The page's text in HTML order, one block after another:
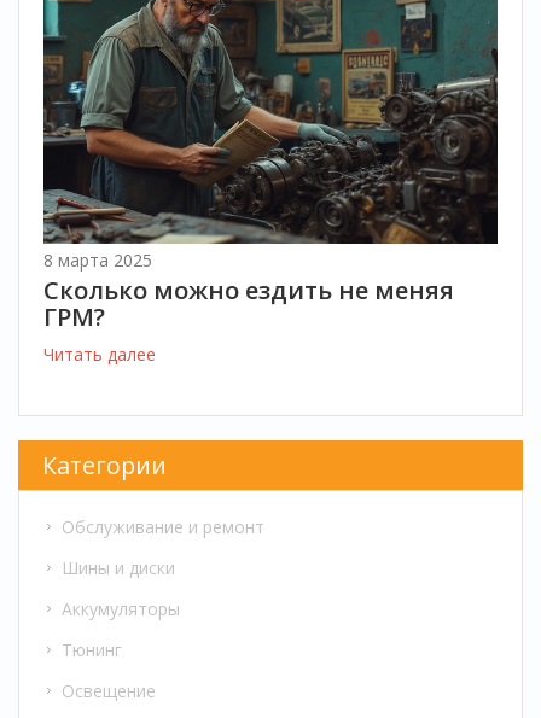
8 марта 2025
Сколько можно ездить не меняя
ГРМ?
Читать далее
Категории
Обслуживание и ремонт
Шины и диски
Аккумуляторы
Тюнинг
Освещение